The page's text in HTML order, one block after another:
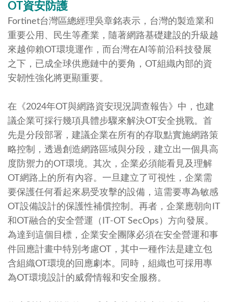
OT資安防護
Fortinet台灣區總經理吳章銘表示，台灣的製造業和
重要公用、民生等產業，隨著網路基礎建設的升級越
來越仰賴OT環境運作，而台灣在AI等前沿科技發展
之下，已成全球供應鏈中的要角，OT組織內部的資
安韌性強化將更顯重要。
在《2024年OT與網路資安現況調查報告》中，也建
議企業可採行幾項具體步驟來解決OT安全挑戰。首
先是分段部署，建議企業在所有的存取點實施網路策
略控制，透過創造網路區域與分段，建立出一個具高
度防禦力的OT環境。其次，企業必須能看見及理解
OT網路上的所有內容。一旦建立了可視性，企業需
要保護任何看起來易受攻擊的設備，這需要專為敏感
OT設備設計的保護性補償控制。再者，企業應朝向IT
和OT融合的安全營運（IT-OT SecOps）方向發展。
為達到這個目標，企業安全團隊必須在安全營運和事
件回應計畫中特別考慮OT，其中一種作法是建立包
含組織OT環境的回應劇本。同時，組織也可採用專
為OT環境設計的威脅情報和安全服務。